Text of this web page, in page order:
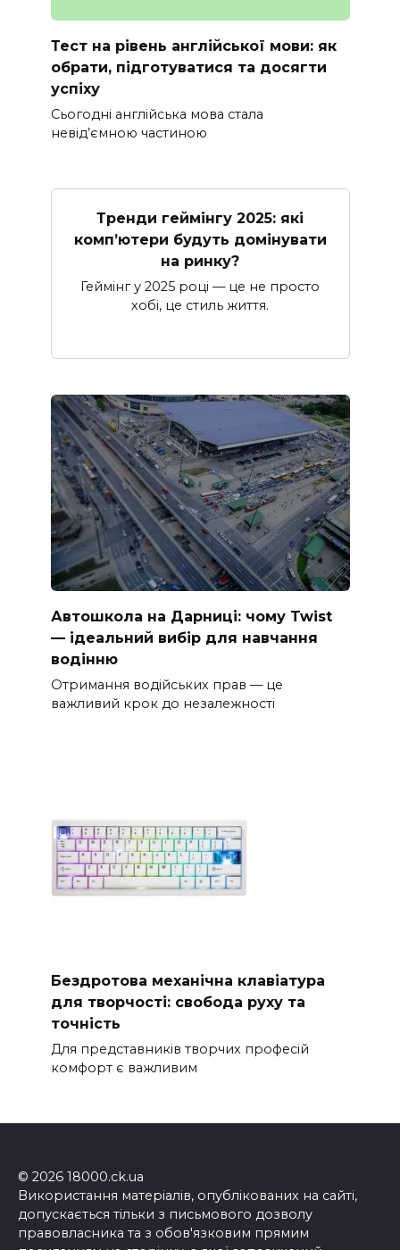
Тест на рівень англійської мови: як
обрати, підготуватися та досягти
успіху
Сьогодні англійська мова стала
невід’ємною частиною
Тренди геймінгу 2025: які
комп’ютери будуть домінувати
на ринку?
Геймінг у 2025 році — це не просто
хобі, це стиль життя.
Автошкола на Дарниці: чому Twist
— ідеальний вибір для навчання
водінню
Отримання водійських прав — це
важливий крок до незалежності
Бездротова механічна клавіатура
для творчості: свобода руху та
точність
Для представників творчих професій
комфорт є важливим
© 2026 18000.ck.ua
Використання матеріалів, опублікованих на сайті,
допускається тільки з письмового дозволу
правовласника та з обов'язковим прямим